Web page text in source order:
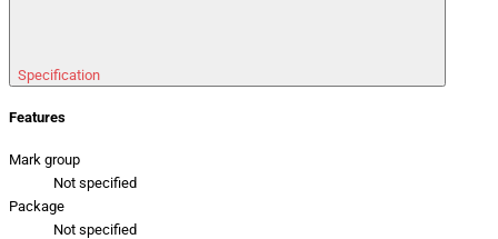
Specification
Features
Mark group
Not specified
Package
Not specified